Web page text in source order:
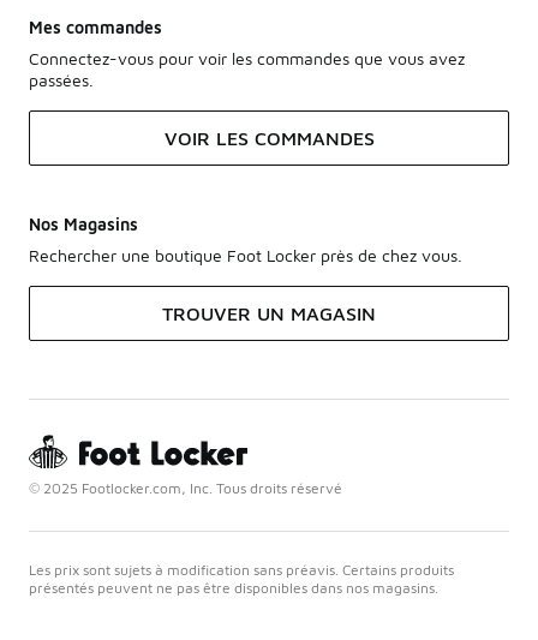
Mes commandes
Connectez-vous pour voir les commandes que vous avez
passées.
VOIR LES COMMANDES
Nos Magasins
Rechercher une boutique Foot Locker près de chez vous.
TROUVER UN MAGASIN
© 2025 Footlocker.com, Inc. Tous droits réservé
Les prix sont sujets à modification sans préavis. Certains produits
présentés peuvent ne pas être disponibles dans nos magasins.